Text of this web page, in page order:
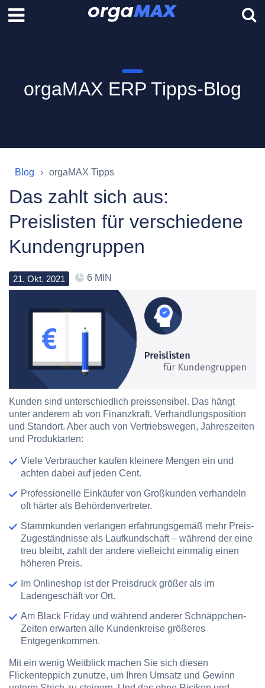
orgaMAX ERP Tipps-Blog
Blog orgaMAX Tipps
Das zahlt sich aus:
Preislisten für verschiedene
Kundengruppen
21. Okt. 2021 6 MIN
Kunden sind unterschiedlich preissensibel. Das hängt
unter anderem ab von Finanzkraft, Verhandlungsposition
und Standort. Aber auch von Vertriebswegen, Jahreszeiten
und Produktarten:
Viele Verbraucher kaufen kleinere Mengen ein und
achten dabei auf jeden Cent.
Professionelle Einkäufer von Großkunden verhandeln
oft härter als Behördenvertreter.
Stammkunden verlangen erfahrungsgemäß mehr Preis-
Zugeständnisse als Laufkundschaft – während der eine
treu bleibt, zahlt der andere vielleicht einmalig einen
höheren Preis.
Im Onlineshop ist der Preisdruck größer als im
Ladengeschäft vor Ort.
Am Black Friday und während anderer Schnäppchen-
Zeiten erwarten alle Kundenkreise größeres
Entgegenkommen.
Mit ein wenig Weitblick machen Sie sich diesen
Flickenteppich zunutze, um Ihren Umsatz und Gewinn